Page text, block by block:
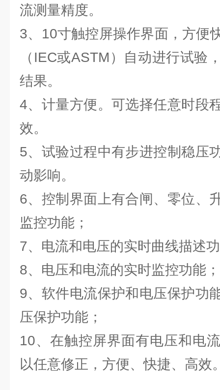
流测量精度。
3、10寸触控屏操作界面，方便
（IEC或ASTM）自动进行试验
结果。
4、计量方便。可选择任意时段
效。
5、试验过程中有步进控制稳压
动影响。
6、控制界面上有合闸、零位、
监控功能；
7、电流和电压的实时曲线描述
8、电压和电流的实时监控功能；
9、软件电流保护和电压保护功
压保护功能；
10、在触控屏界面有电压和电
以任意修正，方便、快捷、高效